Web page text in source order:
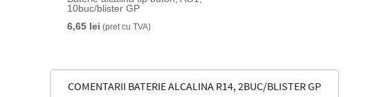
10buc/blister GP
6,65 lei (pret cu TVA)
COMENTARII BATERIE ALCALINA R14, 2BUC/BLISTER GP